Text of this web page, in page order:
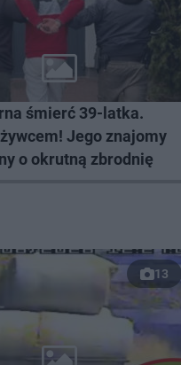
śmierć 39-latka.
żywcem! Jego znajomy
o okrutną zbrodnię
13